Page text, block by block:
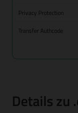
Privacy Protection
Transfer Authcode
Details zu